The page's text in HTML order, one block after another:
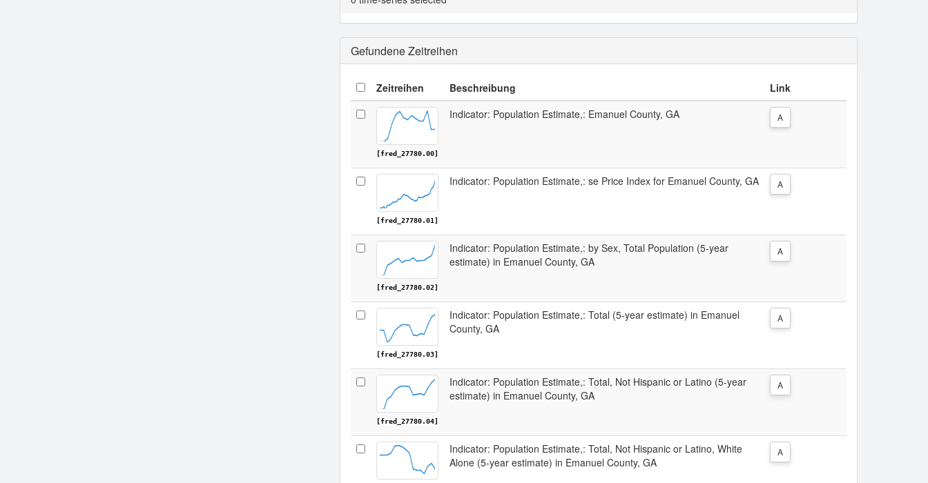
Gefundene Zeitreihen
Zeitreihen Beschreibung Link
[fred_27780.00]
Indicator: Population Estimate,: Emanuel County, GA A
[fred_27780.01]
Indicator: Population Estimate,: se Price Index for Emanuel County, GA A
[fred_27780.02]
Indicator: Population Estimate,: by Sex, Total Population (5-year
estimate) in Emanuel County, GA
A
[fred_27780.03]
Indicator: Population Estimate,: Total (5-year estimate) in Emanuel
County, GA
A
[fred_27780.04]
Indicator: Population Estimate,: Total, Not Hispanic or Latino (5-year
estimate) in Emanuel County, GA
A
Indicator: Population Estimate,: Total, Not Hispanic or Latino, White
Alone (5-year estimate) in Emanuel County, GA
A